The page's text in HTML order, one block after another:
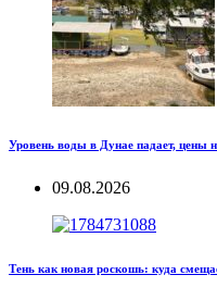
Уровень воды в Дунае падает, цены
09.08.2026
Тень как новая роскошь: куда